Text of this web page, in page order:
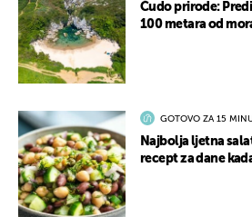
Čudo prirode:
100 metara od
GOTOVO ZA 15
Najbolja ljetna
recept za dane